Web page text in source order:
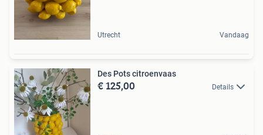
Utrecht Vandaag
Des Pots citroenvaas
€ 125,00 Details